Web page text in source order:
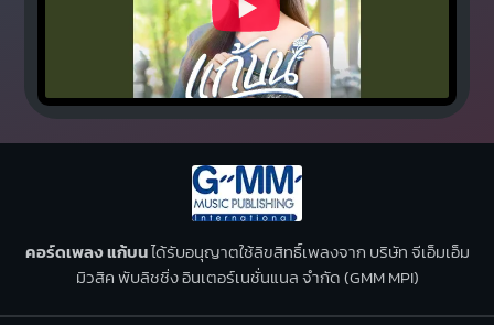
คอร์ดเพลง แก้บนได้รับอนุญาตใช้ลิขสิทธิ์เพลงจาก บริษัท จีเอ็มเอ็ม
มิวสิค พับลิชชิ่ง อินเตอร์เนชั่นแนล จำกัด (GMM MPI)